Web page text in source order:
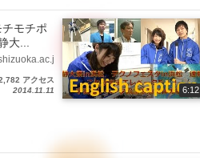
モチポ
大...
アクセス
2014.11.11
6:12